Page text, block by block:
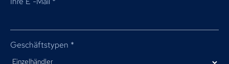
Geschäftstypen *